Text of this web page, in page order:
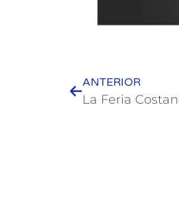
ANTERIOR